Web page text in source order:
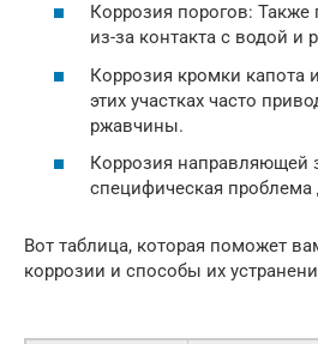
Коррозия порогов:
из-за контакта с водой и
Коррозия кромки
этих участках часто
ржавчины.
Коррозия направляющей
специфическая проблема
Вот таблица, которая поможет
коррозии и способы их